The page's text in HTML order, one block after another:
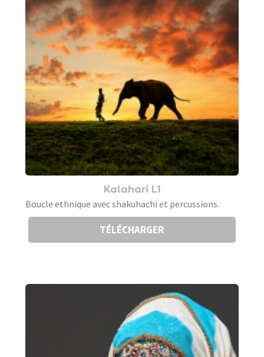
Kalahari L1
Boucle ethnique avec shakuhachi et percussions.
TÉLÉCHARGER